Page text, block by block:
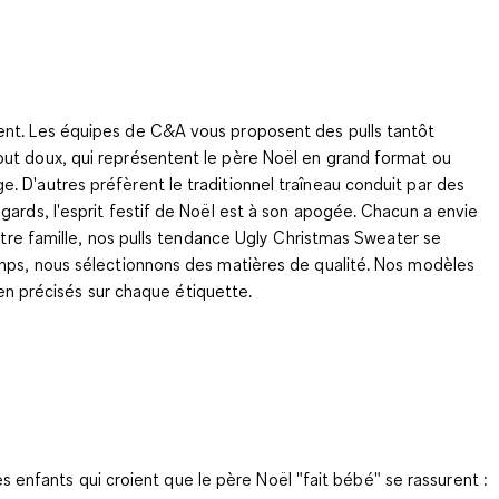
Les équipes de C&A vous proposent des pulls tantôt
doux, qui représentent le père Noël en grand format ou
D'autres préfèrent le traditionnel traîneau conduit par des
l'esprit festif de Noël est à son apogée. Chacun a envie
famille, nos pulls tendance Ugly Christmas Sweater se
nous sélectionnons des matières de qualité. Nos modèles
précisés sur chaque étiquette.
enfants qui croient que le père Noël "fait bébé" se rassurent :